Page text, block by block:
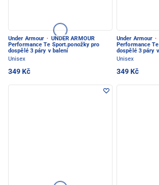
Under Armour · UNDER ARMOUR
Performance Te Sport.ponožky pro
dospělé 3 páry v balení
Unisex
349 Kč
Under Armour ·
Performance
dospělé 3 páry
Unisex
349 Kč